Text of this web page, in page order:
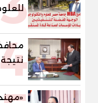
4
نتيجة